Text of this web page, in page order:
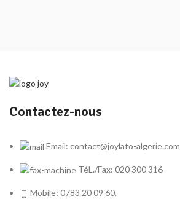
Contactez-nous
Email: contact@joylato-algerie.com
TéL./Fax: 020 300 316
Mobile: 0783 20 09 60.